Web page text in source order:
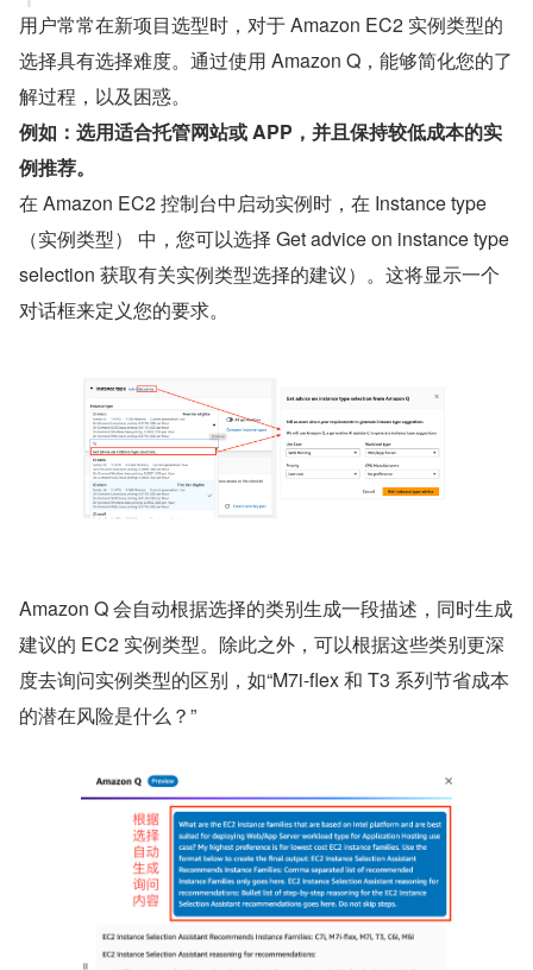
用户常常在新项目选型时，对于 Amazon EC2 实例类型的
选择具有选择难度。通过使用 Amazon Q，能够简化您的了
解过程，以及困惑。
例如：选用适合托管网站或 APP，并且保持较低成本的实
例推荐。
在 Amazon EC2 控制台中启动实例时，在 Instance type
（实例类型） 中，您可以选择 Get advice on instance type
selection 获取有关实例类型选择的建议）。这将显示一个
对话框来定义您的要求。
Amazon Q 会自动根据选择的类别生成一段描述，同时生成
建议的 EC2 实例类型。除此之外，可以根据这些类别更深
度去询问实例类型的区别，如“M7i-flex 和 T3 系列节省成本
的潜在风险是什么？”